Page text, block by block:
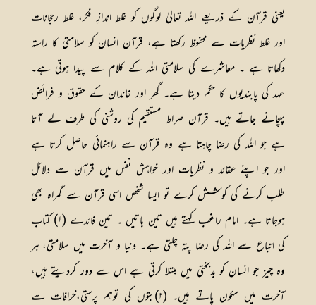
شکیلہ بنت میاں فضل حسین
یعنی قرآن کے ذریعے اللہ تعالیٰ لوگوں کو غلط اندازِ فکر، غلط رحجانات
اور غلط نظریات سے محفوظ رکھتا ہے، قرآن انسان کو سلامتی کا راستہ
دکھاتا ہے ۔ معاشرے کی سلامتی اللہ کے کلام سے پیدا ہوتی ہے۔
عہد کی پابندیوں کا حکم دیتا ہے۔ گھر اور خاندان کے حقوق و فرائض
پہچانے جاتے ہیں۔ قرآن صراط مستقیم کی روشنی کی طرف لے آتا
ہے جو اللہ کی رضا چاہتا ہے وہ قرآن سے راہنمائی حاصل کرتا ہے
اور جو اپنے عقائد و نظریات اور خواہش نفس میں قرآن سے دلائل
طلب کرنے کی کوشش کرے تو ایسا شخص اسی قرآن سے گمراہ بھی
ہوجاتا ہے۔ امام راغب کہتے ہیں تین باتیں ۔ تین فائدے (۱) کتاب
کی اتباع سے اللہ کی رضا پتہ چلتی ہے۔ دنیا و آخرت میں سلامتی، ہر
وہ چیز جو انسان کو بدبختی میں مبتلا کرتی ہے اس سے دور کردیتے ہیں،
آخرت میں سکون پاتے ہیں۔ (۲)بتوں كی توہم پرستی،خرافات سے